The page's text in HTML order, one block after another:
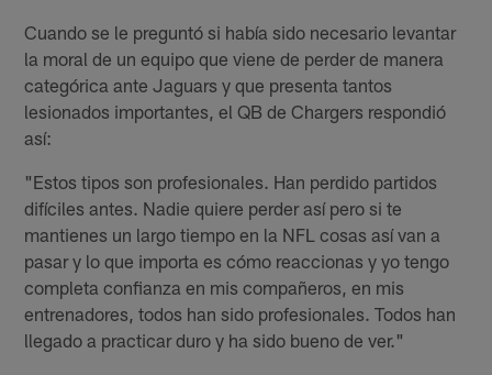
Cuando se le preguntó si había sido necesario levantar
la moral de un equipo que viene de perder de manera
categórica ante Jaguars y que presenta tantos
lesionados importantes, el QB de Chargers respondió
así:
"Estos tipos son profesionales. Han perdido partidos
difíciles antes. Nadie quiere perder así pero si te
mantienes un largo tiempo en la NFL cosas así van a
pasar y lo que importa es cómo reaccionas y yo tengo
completa confianza en mis compañeros, en mis
entrenadores, todos han sido profesionales. Todos han
llegado a practicar duro y ha sido bueno de ver."